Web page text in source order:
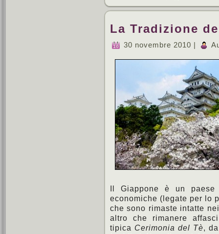
La Tradizione
30 novembre 2010 |
Il Giappone è un
economiche (legate per lo
che sono rimaste intatte
altro che rimanere
tipica Cerimonia del Tè,